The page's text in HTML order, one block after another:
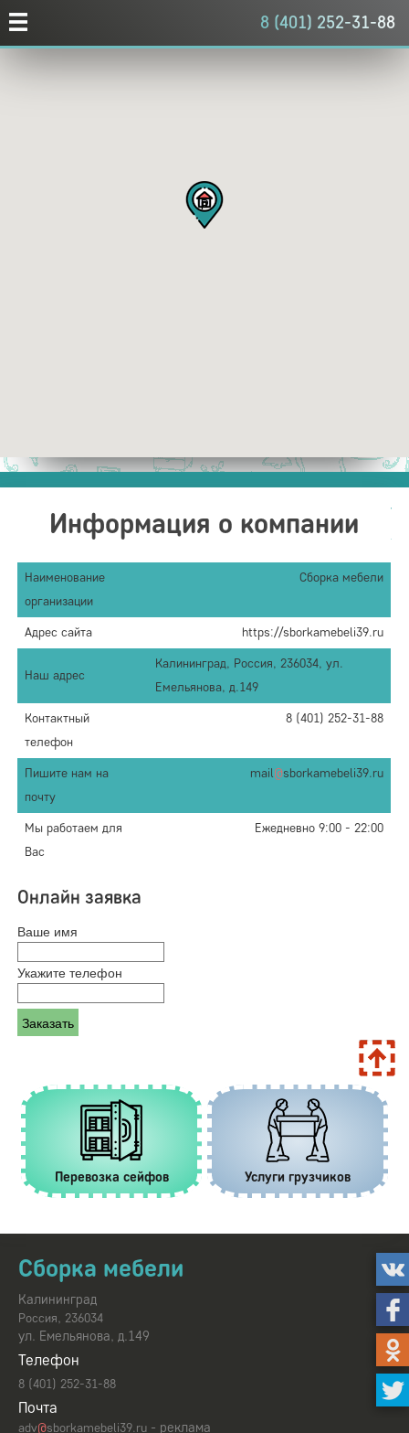
8 (401) 252-31-88
P
Информация о компании
Наименование
организации
Сборка мебели
Адрес сайта https://sborkamebeli39.ru
Наш адрес
Калининград, Россия, 236034, ул.
Емельянова, д.149
Контактный
телефон
8 (401) 252-31-88
Пишите нам на
почту
mail@sborkamebeli39.ru
Мы работаем для
Вас
Ежедневно 9:00 - 22:00
Онлайн заявка
Ваше имя
Укажите телефон
Перевозка сейфов Услуги грузчиков
Сборка мебели
Калининград
Россия, 236034
ул. Емельянова, д.149
Телефон
8 (401) 252-31-88
Почта
adv@sborkamebeli39.ru - реклама